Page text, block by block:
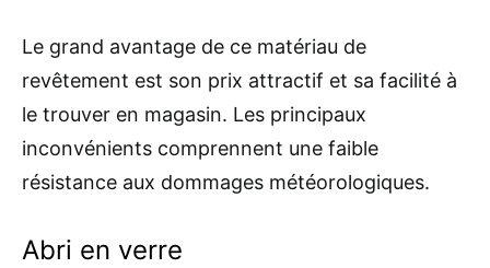
Le grand avantage de ce matériau de
revêtement est son prix attractif et sa facilité à
le trouver en magasin. Les principaux
inconvénients comprennent une faible
résistance aux dommages météorologiques.
Abri en verre